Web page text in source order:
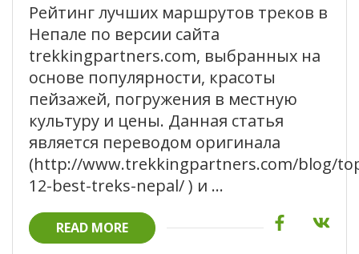
Рейтинг лучших маршрутов треков в
Непале по версии сайта
trekkingpartners.com, выбранных на
основе популярности, красоты
пейзажей, погружения в местную
культуру и цены. Данная статья
является переводом оригинала
(http://www.trekkingpartners.com/blog/
12-best-treks-nepal/ ) и …
READ MORE